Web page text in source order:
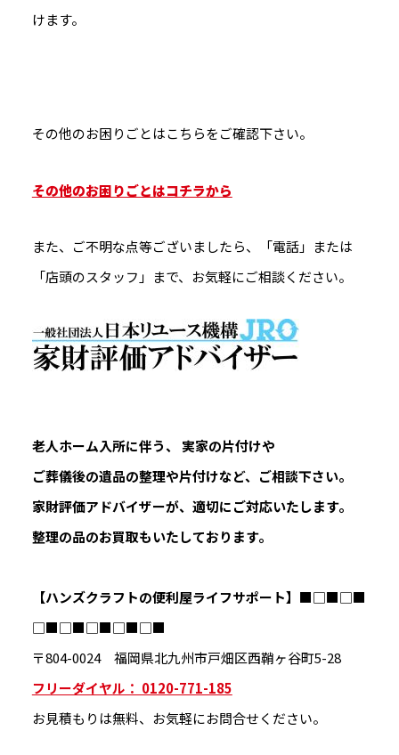
けます。
その他のお困りごとはこちらをご確認下さい。
その他のお困りごとはコチラから
また、ご不明な点等ございましたら、「電話」または
「店頭のスタッフ」まで、お気軽にご相談ください。
老人ホーム入所に伴う、 実家の片付けや
ご葬儀後の遺品の整理や片付けなど、ご相談下さい。
家財評価アドバイザーが、適切にご対応いたします。
整理の品のお買取もいたしております。
【ハンズクラフトの便利屋ライフサポート】 ■□■□■
□■□■□■□■□■
〒804-0024 福岡県北九州市戸畑区西鞘ヶ谷町5-28
フリーダイヤル： 0120-771-185
お見積もりは無料、お気軽にお問合せください。